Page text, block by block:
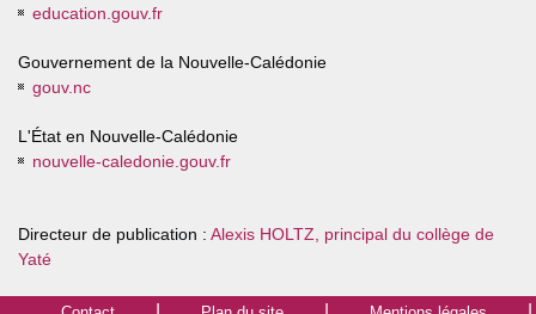
education.gouv.fr
Gouvernement de la Nouvelle-Calédonie
gouv.nc
L'État en Nouvelle-Calédonie
nouvelle-caledonie.gouv.fr
Directeur de publication : Alexis HOLTZ, principal du collège de
Yaté